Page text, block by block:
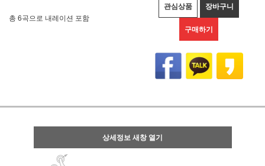
총 6곡으로 내레이션 포함
관심상품 장바구니
구매하기
상세정보 새창 열기